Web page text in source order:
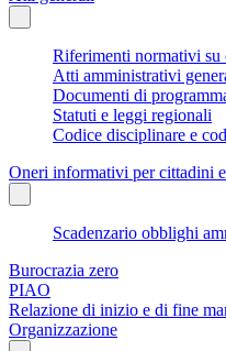
Riferimenti normativi su
Atti amministrativi
Documenti di
Statuti e leggi regionali
Codice disciplinare e
Oneri informativi per cittadini
Scadenzario obblighi
Burocrazia zero
PIAO
Relazione di inizio e di fine
Organizzazione